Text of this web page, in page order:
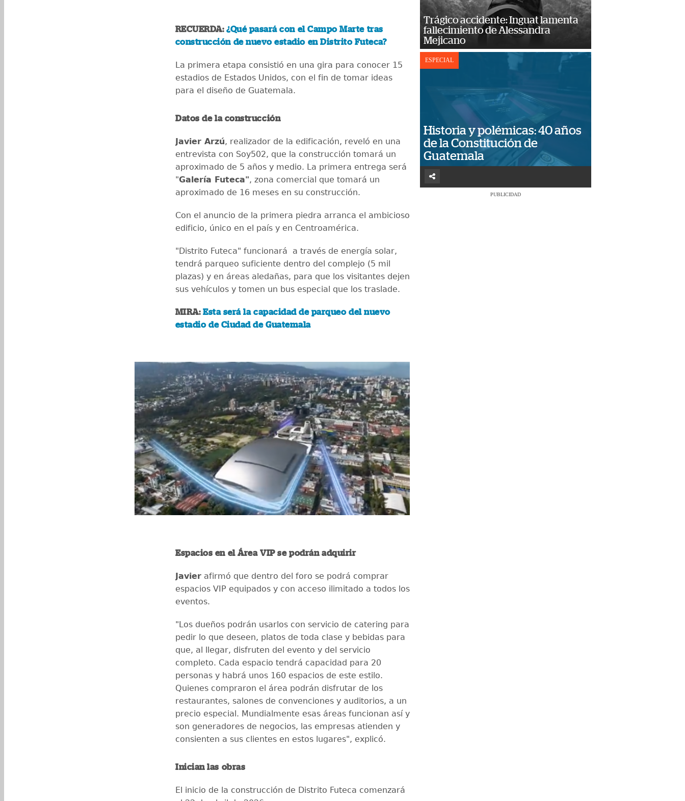
RECUERDA:¿Qué pasará con el Campo Marte tras
construcción de nuevo estadio en Distrito Futeca?
La primera etapa consistió en una gira para conocer 15
estadios de Estados Unidos, con el fin de tomar ideas
para el diseño de Guatemala.
Datos de la construcción
Javier Arzú, realizador de la edificación, reveló en una
entrevista con Soy502, que la construcción tomará un
aproximado de 5 años y medio. La primera entrega será
"Galería Futeca", zona comercial que tomará un
aproximado de 16 meses en su construcción.
Con el anuncio de la primera piedra arranca el ambicioso
edificio, único en el país y en Centroamérica.
"Distrito Futeca" funcionará a través de energía solar,
tendrá parqueo suficiente dentro del complejo (5 mil
plazas) y en áreas aledañas, para que los visitantes dejen
sus vehículos y tomen un bus especial que los traslade.
MIRA:Esta será la capacidad de parqueo del nuevo
estadio de Ciudad de Guatemala
Espacios en el Área VIP se podrán adquirir
Javier afirmó que dentro del foro se podrá comprar
espacios VIP equipados y con acceso ilimitado a todos los
eventos.
"Los dueños podrán usarlos con servicio de catering para
pedir lo que deseen, platos de toda clase y bebidas para
que, al llegar, disfruten del evento y del servicio
completo. Cada espacio tendrá capacidad para 20
personas y habrá unos 160 espacios de este estilo.
Quienes compraron el área podrán disfrutar de los
restaurantes, salones de convenciones y auditorios, a un
precio especial. Mundialmente esas áreas funcionan así y
son generadores de negocios, las empresas atienden y
consienten a sus clientes en estos lugares", explicó.
Inician las obras
El inicio de la construcción de Distrito Futeca comenzará
Trágico accidente: Inguat lamenta
fallecimiento de Alessandra
Mejicano
ESPECIAL
Historia y polémicas: 40 años
de la Constitución de
Guatemala
PUBLICIDAD